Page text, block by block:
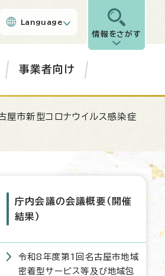
Language
情報をさがす
事業者向け
屋市新型コロナウイルス感染症
庁内会議の会議概要（開催
結果）
令和8年度第1回名古屋市地域
密着型サービス等及び地域包